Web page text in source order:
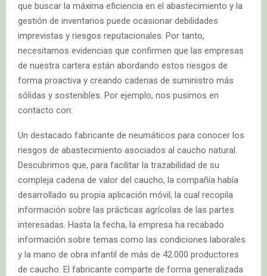
que buscar la máxima eficiencia en el abastecimiento y la
gestión de inventarios puede ocasionar debilidades
imprevistas y riesgos reputacionales. Por tanto,
necesitamos evidencias que confirmen que las empresas
de nuestra cartera están abordando estos riesgos de
forma proactiva y creando cadenas de suministro más
sólidas y sostenibles. Por ejemplo, nos pusimos en
contacto con:
Un destacado fabricante de neumáticos para conocer los
riesgos de abastecimiento asociados al caucho natural.
Descubrimos que, para facilitar la trazabilidad de su
compleja cadena de valor del caucho, la compañía había
desarrollado su propia aplicación móvil, la cual recopila
información sobre las prácticas agrícolas de las partes
interesadas. Hasta la fecha, la empresa ha recabado
información sobre temas como las condiciones laborales
y la mano de obra infantil de más de 42.000 productores
de caucho. El fabricante comparte de forma generalizada